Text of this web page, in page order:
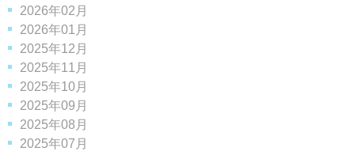
2026年02月
2026年01月
2025年12月
2025年11月
2025年10月
2025年09月
2025年08月
2025年07月